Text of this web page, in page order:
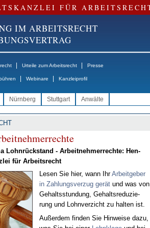
FÜR
IM ARBEITSRECHT
Urteile zum Arbeitsrecht Presse
Webinare Kanzleiprofil
Nürnberg Stuttgart Anwälte
Lohn­rück­stand - Ar­beit­neh­mer­rech­te: Hen­
für Ar­beits­recht
Le­sen Sie hier, wann IhrAr­beit­ge­ber
in Zah­lungs­ver­zug ge­rätund was von
Ge­halts­stun­dung, Ge­halts­re­du­zie­
rung und Lohn­ver­zicht zu hal­ten ist.
Au­ßer­dem fin­den Sie Hin­wei­se da­zu,